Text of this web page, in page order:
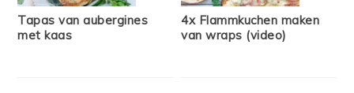
Tapas van aubergines
met kaas
4x Flammkuchen maken
van wraps (video)